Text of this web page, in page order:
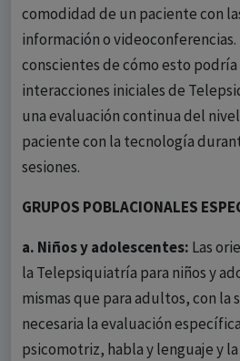
comodidad de un paciente con
información o videoconferencias.
conscientes de cómo esto
interacciones iniciales de
una evaluación continua del
paciente con la tecnología
sesiones.
GRUPOS POBLACIONALES
a. Niños y adolescentes: Las
la Telepsiquiatría para niños y
mismas que para adultos, con la
necesaria la evaluación
psicomotriz, habla y lenguaje y